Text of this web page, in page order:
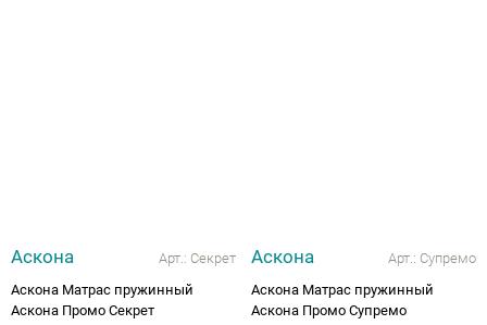
Аскона Арт.: Секрет
Аскона Матрас пружинный
Аскона Промо Секрет
Аскона Арт.: Супремо
Аскона Матрас пружинный
Аскона Промо Супремо